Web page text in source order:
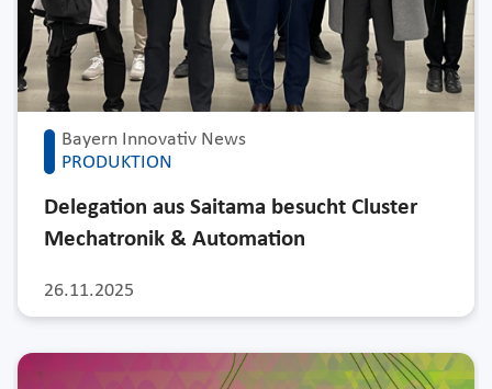
Bayern Innovativ News
PRODUKTION
26.11.2025
Delegation aus Saitama besucht Cluster
Mechatronik & Automation